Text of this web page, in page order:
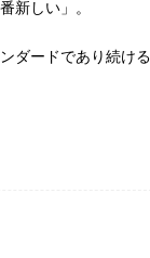
新しい」。
ダードであり続け